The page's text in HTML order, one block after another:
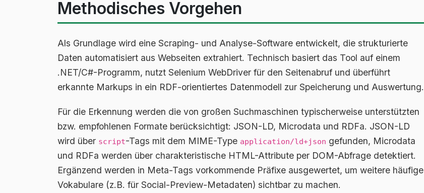
Methodisches Vorgehen
Als Grundlage wird eine Scraping- und Analyse-Software entwickelt, die strukturierte
Daten automatisiert aus Webseiten extrahiert. Technisch basiert das Tool auf einem
.NET/C#-Programm, nutzt Selenium WebDriver für den Seitenabruf und überführt
erkannte Markups in ein RDF-orientiertes Datenmodell zur Speicherung und Auswertung.
Für die Erkennung werden die von großen Suchmaschinen typischerweise unterstützten
bzw. empfohlenen Formate berücksichtigt: JSON-LD, Microdata und RDFa. JSON-LD
wird über script-Tags mit dem MIME-Type application/ld+json gefunden, Microdata
und RDFa werden über charakteristische HTML-Attribute per DOM-Abfrage detektiert.
Ergänzend werden in Meta-Tags vorkommende Präfixe ausgewertet, um weitere häufige
Vokabulare (z.B. für Social-Preview-Metadaten) sichtbar zu machen.